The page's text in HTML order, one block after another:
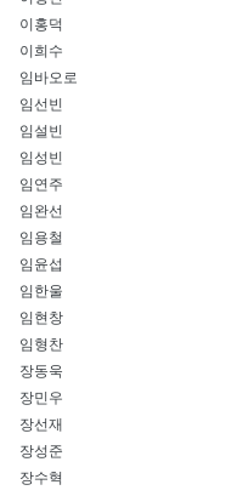
이홍덕
이희수
임바오로
임선빈
임설빈
임성빈
임연주
임완선
임용철
임윤섭
임한울
임현창
임형찬
장동욱
장민우
장선재
장성준
장수혁